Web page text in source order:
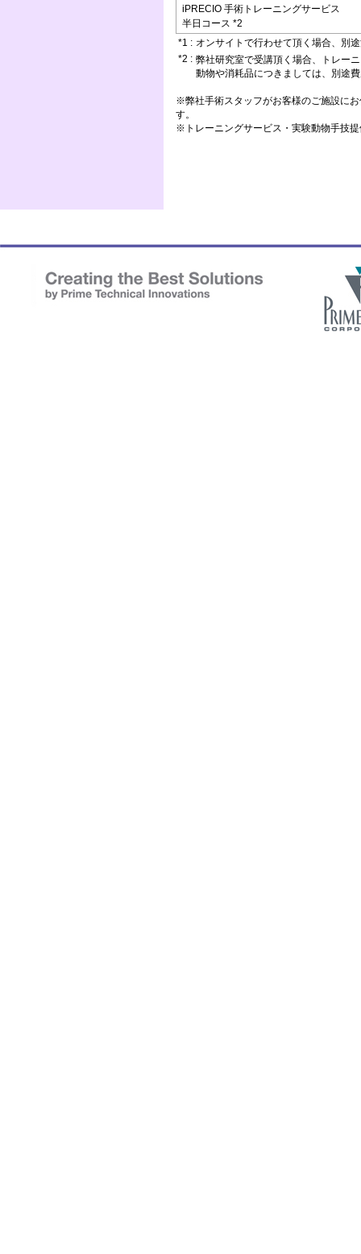
iPRECIO 手術トレーニングサービス
半日コース *2
*1 : オンサイトで行わせて頂く場合、別
*2 : 弊社研究室で受講頂く場合、トレー
動物や消耗品につきましては、別途
※弊社手術スタッフがお客様のご施設に
す。
※トレーニングサービス・実験動物手技